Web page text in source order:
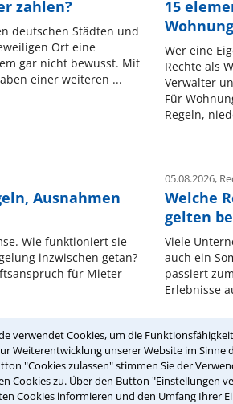
verwendet Cookies, um die
Weiterentwicklung unserer Website im Sinne
"Cookies zulassen" stimmen Sie der
Cookies zu. Über den Button "Einstellungen
Cookies informieren und den Umfang Ihrer
zahlen?
deutschen Städten und
Ort eine
gar nicht bewusst. Mit
einer weiteren ...
15
Wer eine
Rechte als
Verwalter
Für
Regeln,
Ausnahmen
Wie funktioniert sie
inzwischen getan?
für Mieter
05.08.2026,
Welche
gelten
Viele
auch ein
passiert
Erlebnisse
Teste Dein Rechtswissen